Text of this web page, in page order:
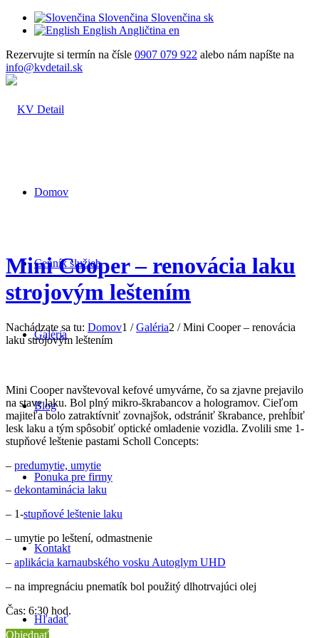
Slovenčina Slovenčina sk
English Angličtina en
Rezervujte si termín na čísle 0907 079 922 alebo nám napíšte na
info@kvdetail.sk
Domov
Cenník služieb
Galéria
Blog
Ponuka pre firmy
Kontakt
Hľadať
Mini Cooper – renovácia laku
strojovým leštením
Nachádzate sa tu: Domov1 / Galéria2 / Mini Cooper – renovácia
laku strojovým leštením
Mini Cooper navštevoval kefové umyvárne, čo sa zjavne prejavilo
na stave laku. Bol plný mikro-škrabancov a hologramov. Cieľom
majiteľa bolo zatraktívniť zovnajšok, odstrániť škrabance, prehĺbiť
lesk laku a tým spôsobiť optické omladenie vozidla. Zvolili sme 1-
stupňové leštenie pastami Scholl Concepts:
– predumytie, umytie
– dekontaminácia laku
– 1-stupňové leštenie laku
– umytie po leštení, odmastnenie
– aplikácia karnaubského vosku Autoglym UHD
– na impregnáciu pnematík bol použitý dlhotrvajúci olej
Čas: 6:30 hod.
Objednať